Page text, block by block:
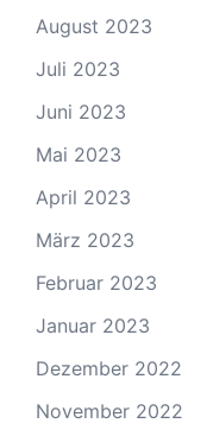
August 2023
Juli 2023
Juni 2023
Mai 2023
April 2023
März 2023
Februar 2023
Januar 2023
Dezember 2022
November 2022